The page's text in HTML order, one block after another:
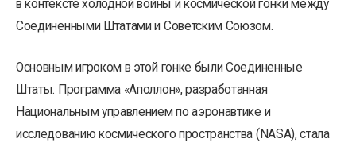
в контексте холодной войны и космической гонки между
Соединенными Штатами и Советским Союзом.
Основным игроком в этой гонке были Соединенные
Штаты. Программа «Аполлон», разработанная
Национальным управлением по аэронавтике и
исследованию космического пространства (NASA), стала